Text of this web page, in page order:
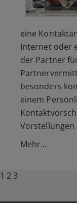
eine
Internet oder
der Partner
besonders
einem
Vorstellungen
Mehr…
Posts
Page
1 Page
2 Page
3